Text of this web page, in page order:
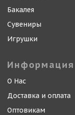
Бакалея
Сувениры
Игрушки
Информация
О Нас
Доставка и оплата
Оптовикам